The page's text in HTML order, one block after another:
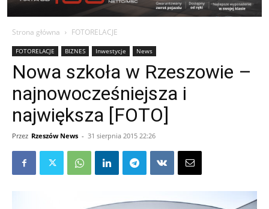
Strona główna FOTORELACJE
FOTORELACJE BIZNES Inwestycje News
Nowa szkoła w Rzeszowie –
najnowocześniejsza i
największa [FOTO]
Przez Rzeszów News - 31 sierpnia 2015 22:26